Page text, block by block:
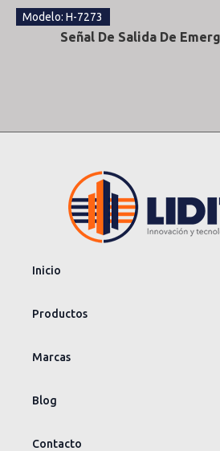
Modelo: H-7273
Señal De Salida De
Inicio
Productos
Marcas
Blog
Contacto